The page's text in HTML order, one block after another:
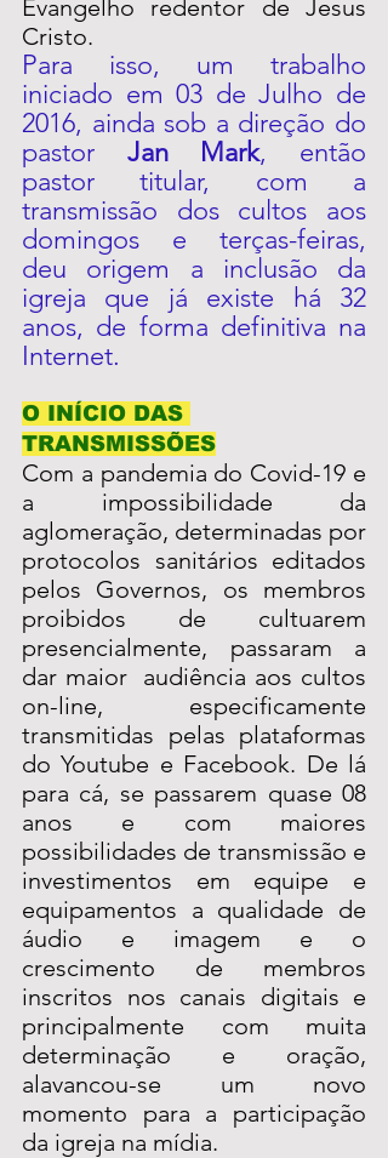
Evangelho redentor de Jesus
Cristo.
Para isso, um trabalho
iniciado em 03 de Julho de
2016, ainda sob a direção do
pastor Jan Mark, então
pastor titular, com a
transmissão dos cultos aos
domingos e terças-feiras,
deu origem a inclusão da
igreja que já existe há 32
anos, de forma definitiva na
Internet.
O INÍCIO DAS
TRANSMISSÕES
Com a pandemia do Covid-19 e
a impossibilidade da
aglomeração, determinadas por
protocolos sanitários editados
pelos Governos, os membros
proibidos de cultuarem
presencialmente, passaram a
dar maior  audiência aos cultos
on-line, especificamente
transmitidas pelas plataformas
do Youtube e Facebook. De lá
para cá, se passarem quase 08
anos e com maiores
possibilidades de transmissão e
investimentos em equipe e
equipamentos a qualidade de
áudio e imagem e o
crescimento de membros
inscritos nos canais digitais e
principalmente com muita
determinação e oração,
alavancou-se um novo
momento para a participação
da igreja na mídia.